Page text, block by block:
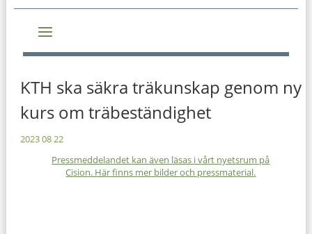
KTH ska säkra träkunskap genom ny
kurs om träbeständighet
2023 08 22
Pressmeddelandet kan även läsas i vårt nyetsrum på
Cision. Här finns mer bilder och pressmaterial.